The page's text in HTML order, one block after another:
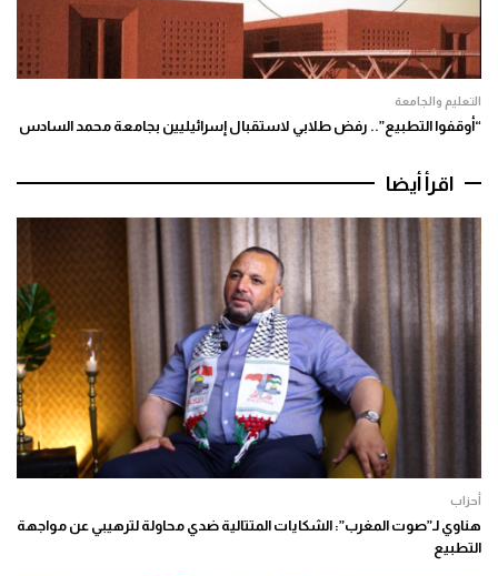
التعليم والجامعة
“أوقفوا التطبيع”.. رفض طلابي لاستقبال إسرائيليين بجامعة محمد السادس
اقرأ أيضا
أحزاب
هناوي لـ”صوت المغرب”: الشكايات المتتالية ضدي محاولة لترهيبي عن مواجهة
التطبيع